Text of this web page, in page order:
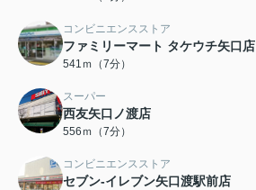
コンビニエンスストア
ファミリーマート タケウチ矢口店
541ｍ（7分）
スーパー
西友矢口ノ渡店
556ｍ（7分）
コンビニエンスストア
セブン-イレブン矢口渡駅前店